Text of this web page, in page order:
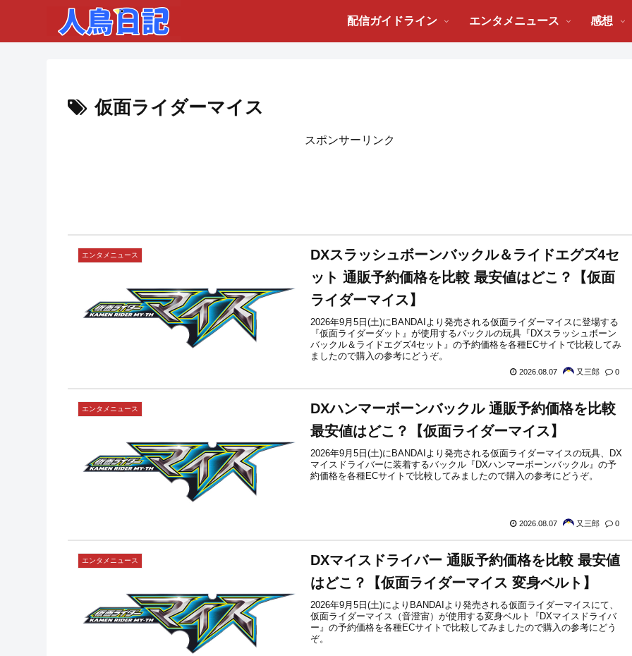
配信ガイドライン エンタメニュース 感想
仮面ライダーマイス
スポンサーリンク
エンタメニュース
DXスラッシュボーンバックル＆ライドエグズ4セ
ット 通販予約価格を比較 最安値はどこ？【仮面
ライダーマイス】
2026年9月5日(土)にBANDAIより発売される仮面ライダーマイスに登場する
『仮面ライダーダット』が使用するバックルの玩具『DXスラッシュボーン
バックル＆ライドエグズ4セット』の予約価格を各種ECサイトで比較してみ
ましたので購入の参考にどうぞ。
2026.08.07 又三郎 0
エンタメニュース
DXハンマーボーンバックル 通販予約価格を比較
最安値はどこ？【仮面ライダーマイス】
2026年9月5日(土)にBANDAIより発売される仮面ライダーマイスの玩具、DX
マイスドライバーに装着するバックル『DXハンマーボーンバックル』の予
約価格を各種ECサイトで比較してみましたので購入の参考にどうぞ。
2026.08.07 又三郎 0
エンタメニュース
DXマイスドライバー 通販予約価格を比較 最安値
はどこ？【仮面ライダーマイス 変身ベルト】
2026年9月5日(土)によりBANDAIより発売される仮面ライダーマイスにて、
仮面ライダーマイス（音澄宙）が使用する変身ベルト『DXマイスドライバ
ー』の予約価格を各種ECサイトで比較してみましたので購入の参考にどう
ぞ。